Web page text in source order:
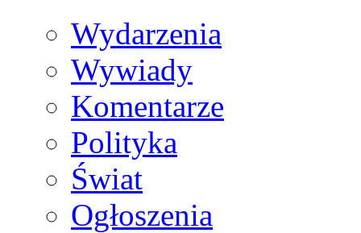
Wydarzenia
Wywiady
Komentarze
Polityka
Świat
Ogłoszenia